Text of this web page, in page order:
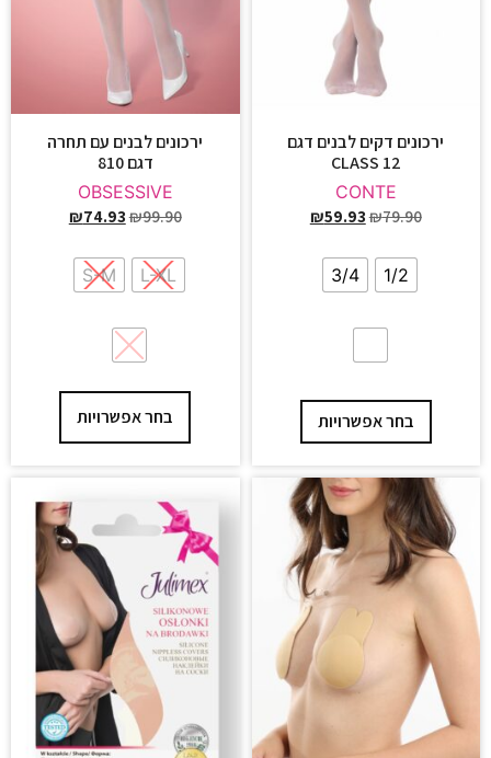
ירכונים דקים לבנים דגם
CLASS 12
CONTE
₪79.90
₪59.93
1/2
3/4
בחר אפשרויות
ירכונים לבנים עם תחרה
דגם 810
OBSESSIVE
₪99.90
₪74.93
L-XL
S-M
בחר אפשרויות